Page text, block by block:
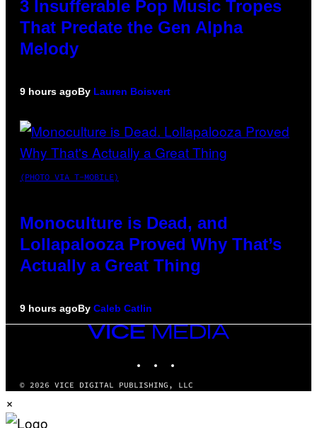
3 Insufferable Pop Music Tropes
That Predate the Gen Alpha
Melody
9 hours agoBy Lauren Boisvert
(PHOTO VIA T-MOBILE)
Monoculture is Dead, and
Lollapalooza Proved Why That’s
Actually a Great Thing
9 hours agoBy Caleb Catlin
VICE
MEDIA
© 2026 VICE DIGITAL PUBLISHING, LLC
×